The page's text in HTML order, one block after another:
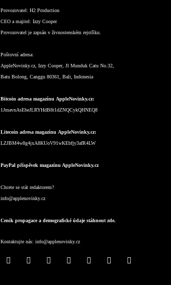
Provozovatel: H2 Production
CEO a majitel: Izzy Cooper
Provozovatel je zapsán v živnostenském rejstříku.
Poštovní adresa:
AppleNovinky.cz, Izzy Cooper, Jl Munduk Catu No.32,
Batu Bolong, Canggu 80361, Bali, Indonesia
Bitcoin adresa magazínu AppleNovinky.cz:
1JmavnAsEbeJLRYHdB8t1dZNQCykQHNEQ8
Litecoin adresa magazínu AppleNovinky.cz:
LZJBM4w8g4jxA8KUoV91wKEbfjy3afR4LW
PayPal příspěvek magazínu AppleNovinky.cz
Chcete se stát redaktorem?
info@applenovinky.cz
Ceník propagace a demografické údaje stáhnout zde.
Kontaktujte nás: info@applenovinky.cz